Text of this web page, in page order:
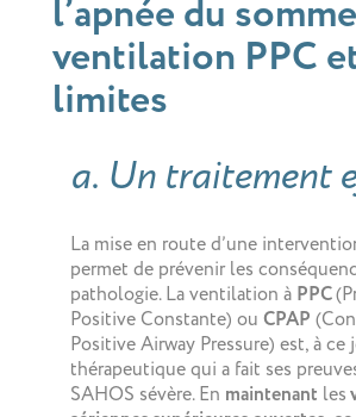
l’apnée du
ventilation PPC
limites
a. Un traitement
La mise en route d’une
permet de prévenir les
pathologie. La ventilation à PPC
Positive Constante) ouCPAP
Positive Airway Pressure) est, à ce
thérapeutique qui a fait ses
SAHOS sévère. En maintenant les